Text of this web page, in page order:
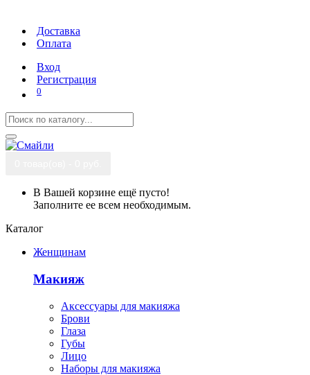
Доставка
Оплата
Вход
Регистрация
0
В Вашей корзине ещё пусто!
Заполните ее всем необходимым.
Каталог
Женщинам
Макияж
Аксессуары для макияжа
Брови
Глаза
Губы
Лицо
Наборы для макияжа